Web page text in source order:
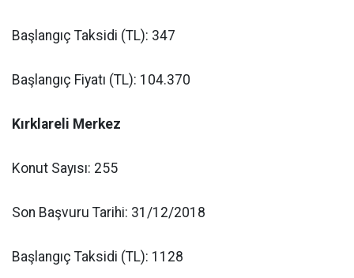
Başlangıç Taksidi (TL): 347
Başlangıç Fiyatı (TL): 104.370
Kırklareli Merkez
Konut Sayısı: 255
Son Başvuru Tarihi: 31/12/2018
Başlangıç Taksidi (TL): 1128